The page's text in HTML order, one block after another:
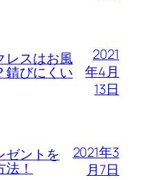
レスはお風
錆びにくい
2021
年4月
13日
ゼントを
！
2021年3
月7日